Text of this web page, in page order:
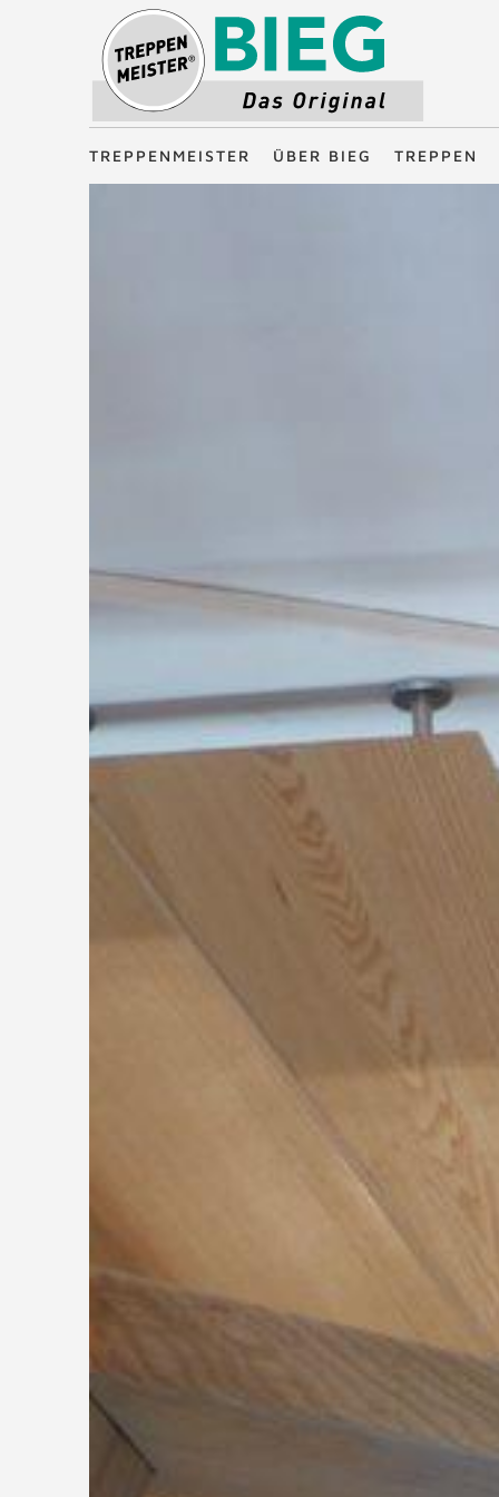
Treppenmeister - Das Original
TREPPENMEISTER ÜBER BIEG TREPPEN